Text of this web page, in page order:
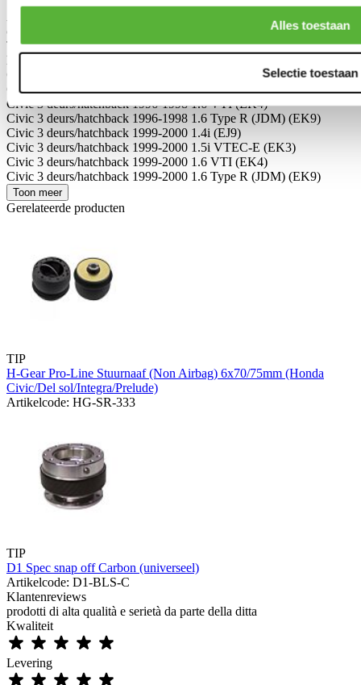
Alles toestaan
Selectie toestaan
of
Toepasbaar op:
Honda
Civic 3 deurs/hatchback 1996-1998 1.4i (EJ9)
Civic 3 deurs/hatchback 1996-1998 1.5i VTEC-E (EK3)
Civic 3 deurs/hatchback 1996-1998 1.6 VTI (EK4)
Civic 3 deurs/hatchback 1996-1998 1.6 Type R (JDM) (EK9)
Civic 3 deurs/hatchback 1999-2000 1.4i (EJ9)
Civic 3 deurs/hatchback 1999-2000 1.5i VTEC-E (EK3)
Civic 3 deurs/hatchback 1999-2000 1.6 VTI (EK4)
Civic 3 deurs/hatchback 1999-2000 1.6 Type R (JDM) (EK9)
Toon meer
Gerelateerde producten
TIP
H-Gear Pro-Line Stuurnaaf (Non Airbag) 6x70/75mm (Honda
Civic/Del sol/Integra/Prelude)
Artikelcode: HG-SR-333
TIP
D1 Spec snap off Carbon (universeel)
Artikelcode: D1-BLS-C
Klantenreviews
prodotti di alta qualità e serietà da parte della ditta
Kwaliteit
Levering